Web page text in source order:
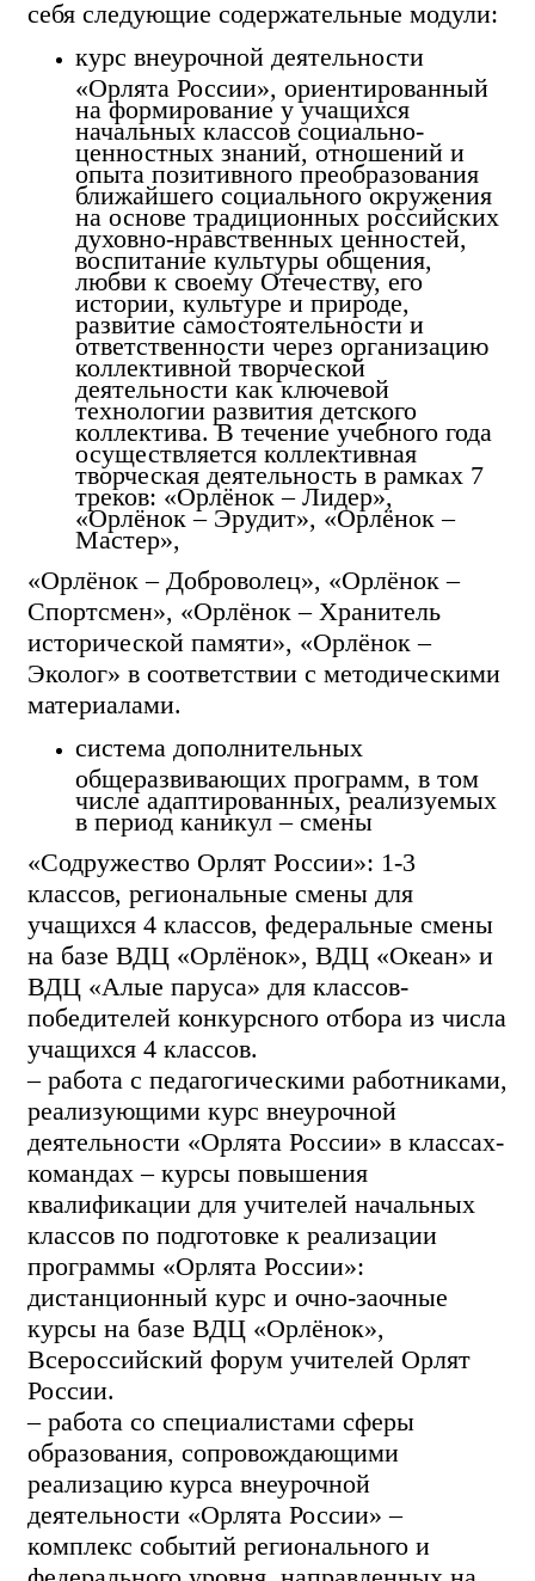
себя следующие содержательные модули:
курс внеурочной деятельности
«Орлята России», ориентированный
на формирование у учащихся
начальных классов социально-
ценностных знаний, отношений и
опыта позитивного преобразования
ближайшего социального окружения
на основе традиционных российских
духовно-нравственных ценностей,
воспитание культуры общения,
любви к своему Отечеству, его
истории, культуре и природе,
развитие самостоятельности и
ответственности через организацию
коллективной творческой
деятельности как ключевой
технологии развития детского
коллектива. В течение учебного года
осуществляется коллективная
творческая деятельность в рамках 7
треков: «Орлёнок – Лидер»,
«Орлёнок – Эрудит», «Орлёнок –
Мастер»,
«Орлёнок – Доброволец», «Орлёнок –
Спортсмен», «Орлёнок – Хранитель
исторической памяти», «Орлёнок –
Эколог» в соответствии с методическими
материалами.
система дополнительных
общеразвивающих программ, в том
числе адаптированных, реализуемых
в период каникул – смены
«Содружество Орлят России»: 1-3
классов, региональные смены для
учащихся 4 классов, федеральные смены
на базе ВДЦ «Орлёнок», ВДЦ «Океан» и
ВДЦ «Алые паруса» для классов-
победителей конкурсного отбора из числа
учащихся 4 классов.
– работа с педагогическими работниками,
реализующими курс внеурочной
деятельности «Орлята России» в классах-
командах – курсы повышения
квалификации для учителей начальных
классов по подготовке к реализации
программы «Орлята России»:
дистанционный курс и очно-заочные
курсы на базе ВДЦ «Орлёнок»,
Всероссийский форум учителей Орлят
России.
– работа со специалистами сферы
образования, сопровождающими
реализацию курса внеурочной
деятельности «Орлята России» –
комплекс событий регионального и